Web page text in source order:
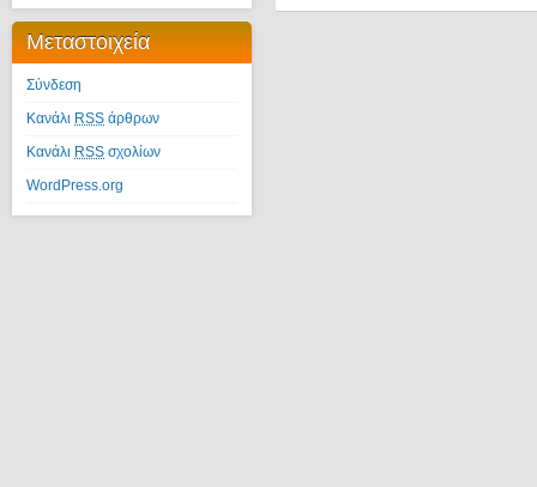
Μεταστοιχεία
Σύνδεση
Κανάλι RSS άρθρων
Κανάλι RSS σχολίων
WordPress.org